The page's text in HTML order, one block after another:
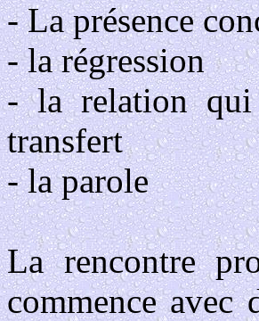
- La présence
- la régression
- la relation qui
transfert
- la parole
La rencontre
commence